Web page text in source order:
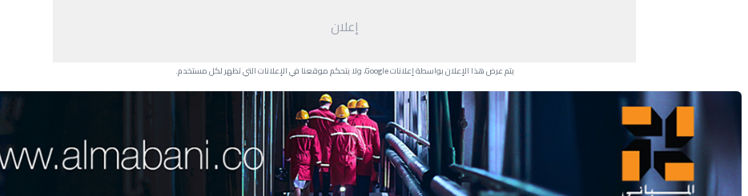
القرّاء
إعلان
يتم عرض هذا الإعلان بواسطة إعلانات Google، ولا يتحكم موقعنا في الإعلانات التي تظهر لكل مستخدم.
Advertisement Section